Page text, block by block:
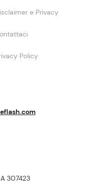
307423
e Privacy
Policy